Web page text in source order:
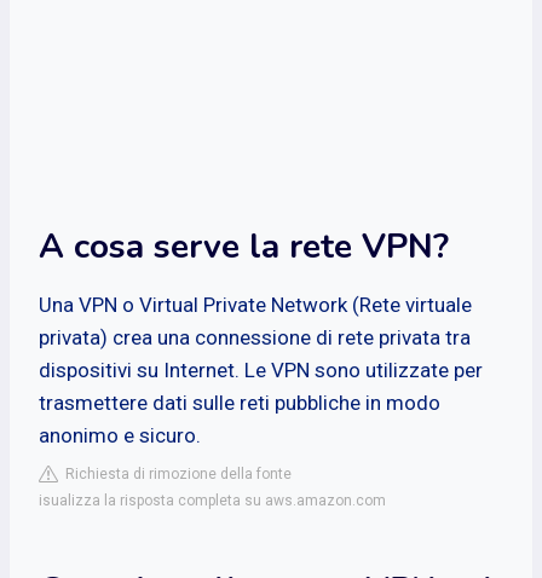
A cosa serve la rete VPN?
Una VPN o Virtual Private Network (Rete virtuale
privata) crea una connessione di rete privata tra
dispositivi su Internet. Le VPN sono utilizzate per
trasmettere dati sulle reti pubbliche in modo
anonimo e sicuro.
Richiesta di rimozione della fonte
isualizza la risposta completa su aws.amazon.com